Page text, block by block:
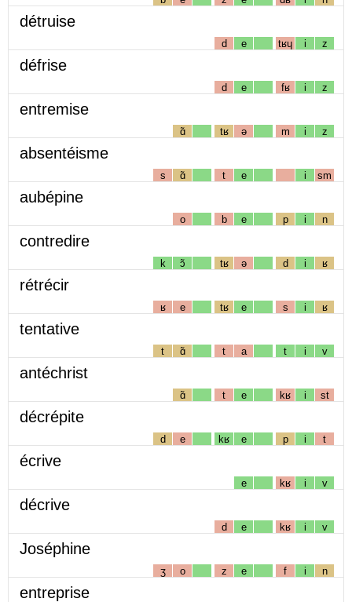
détruise
d e tʁɥ i z
défrise
d e fʁ i z
entremise
ɑ̃ tʁ ə m i z
absentéisme
s ɑ̃ t e i sm
aubépine
o b e p i n
contredire
k ɔ̃ tʁ ə d i ʁ
rétrécir
ʁ e tʁ e s i ʁ
tentative
t ɑ̃ t a t i v
antéchrist
ɑ̃ t e kʁ i st
décrépite
d e kʁ e p i t
écrive
e kʁ i v
décrive
d e kʁ i v
Joséphine
ʒ o z e f i n
entreprise